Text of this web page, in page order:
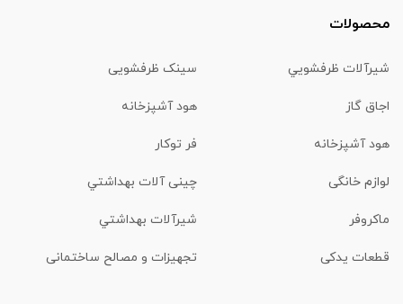
محصولات
شیرآلات ظرفشويي سینک ظرفشویی
اجاق گاز هود آشپزخانه
هود آشپزخانه فر توکار
لوازم خانگی چینی آلات بهداشتي
ماكروفر شیرآلات بهداشتي
قطعات یدکی تجهیزات و مصالح ساختمانی